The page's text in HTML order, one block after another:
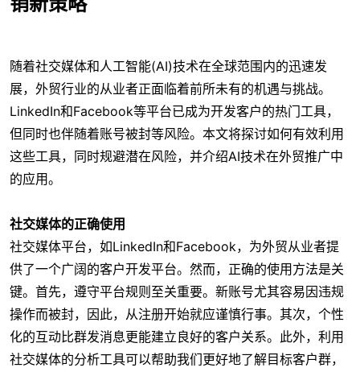
随着社交媒体和人工智能(AI)技术在全球范围内的迅速发
展，外贸行业的从业者正面临着前所未有的机遇与挑战。
LinkedIn和Facebook等平台已成为开发客户的热门工具，
但同时也伴随着账号被封等风险。本文将探讨如何有效利用
这些工具，同时规避潜在风险，并介绍AI技术在外贸推广中
的应用。
社交媒体的正确使用
社交媒体平台，如LinkedIn和Facebook，为外贸从业者提
供了一个广阔的客户开发平台。然而，正确的使用方法是关
键。首先，遵守平台规则至关重要。新账号尤其容易因违规
操作而被封，因此，从注册开始就应谨慎行事。其次，个性
化的互动比群发消息更能建立良好的客户关系。此外，利用
社交媒体的分析工具可以帮助我们更好地了解目标客户群，